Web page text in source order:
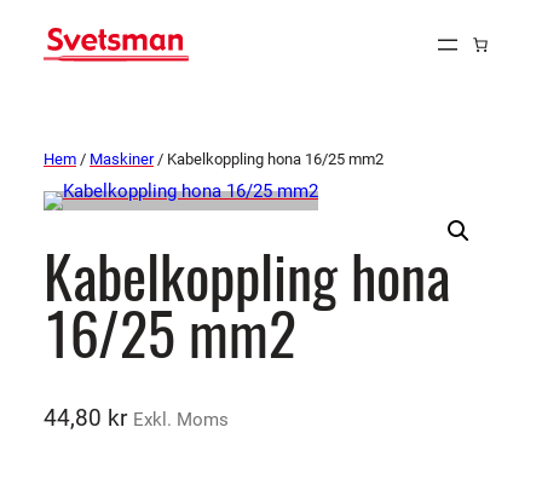
Hem / Maskiner/ Kabelkoppling hona 16/25 mm2
Kabelkoppling hona
16/25 mm2
44,80 kr Exkl. Moms